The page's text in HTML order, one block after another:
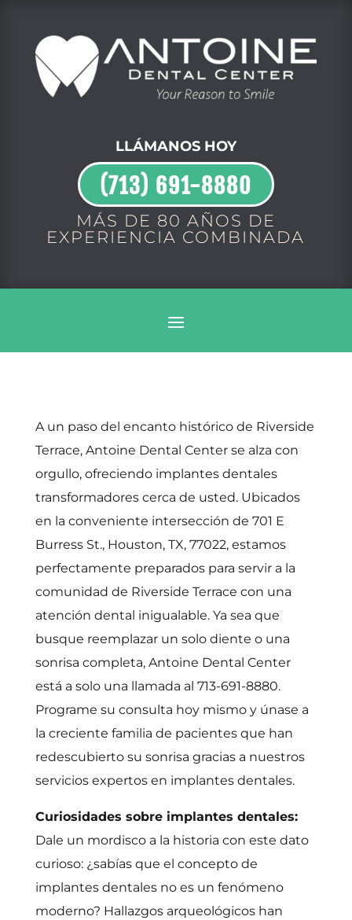
LLÁMANOS HOY
(713) 691-8880
MÁS DE 80 AÑOS DE
EXPERIENCIA COMBINADA
A un paso del encanto histórico de Riverside
Terrace, Antoine Dental Center se alza con
orgullo, ofreciendo implantes dentales
transformadores cerca de usted. Ubicados
en la conveniente intersección de 701 E
Burress St., Houston, TX, 77022, estamos
perfectamente preparados para servir a la
comunidad de Riverside Terrace con una
atención dental inigualable. Ya sea que
busque reemplazar un solo diente o una
sonrisa completa, Antoine Dental Center
está a solo una llamada al 713-691-8880.
Programe su consulta hoy mismo y únase a
la creciente familia de pacientes que han
redescubierto su sonrisa gracias a nuestros
servicios expertos en implantes dentales.
Curiosidades sobre implantes dentales:
Dale un mordisco a la historia con este dato
curioso: ¿sabías que el concepto de
implantes dentales no es un fenómeno
moderno? Hallazgos arqueológicos han